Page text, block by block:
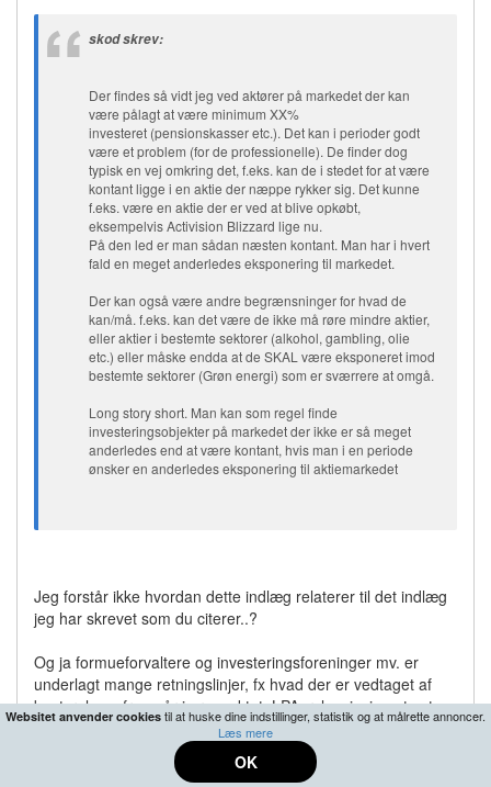
skod skrev:
Der findes så vidt jeg ved aktører på markedet der kan
være pålagt at være minimum XX%
investeret (pensionskasser etc.). Det kan i perioder godt
være et problem (for de professionelle). De finder dog
typisk en vej omkring det, f.eks. kan de i stedet for at være
kontant ligge i en aktie der næppe rykker sig. Det kunne
f.eks. være en aktie der er ved at blive opkøbt,
eksempelvis Activision Blizzard lige nu.
På den led er man sådan næsten kontant. Man har i hvert
fald en meget anderledes eksponering til markedet.
Der kan også være andre begrænsninger for hvad de
kan/må. f.eks. kan det være de ikke må røre mindre aktier,
eller aktier i bestemte sektorer (alkohol, gambling, olie
etc.) eller måske endda at de SKAL være eksponeret imod
bestemte sektorer (Grøn energi) som er sværrere at omgå.
Long story short. Man kan som regel finde
investeringsobjekter på markedet der ikke er så meget
anderledes end at være kontant, hvis man i en periode
ønsker en anderledes eksponering til aktiemarkedet
Jeg forstår ikke hvordan dette indlæg relaterer til det indlæg
jeg har skrevet som du citerer..?
Og ja formueforvaltere og investeringsforeninger mv. er
underlagt mange retningslinjer, fx hvad der er vedtaget af
bestyrelsen, fremgår i prospektet, LPAer, lovgivning etc etc..
Websitet anvender cookies til at huske dine indstillinger, statistik og at målrette annoncer.
Læs mere
OK